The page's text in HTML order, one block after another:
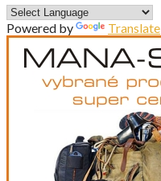
Powered by Translate